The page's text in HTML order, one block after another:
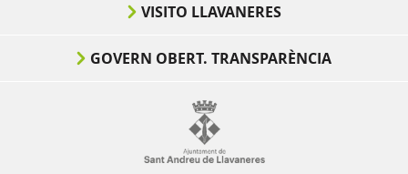
VISITO LLAVANERES
GOVERN OBERT. TRANSPARÈNCIA